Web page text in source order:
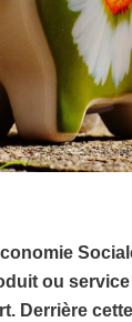
ou
Derrière